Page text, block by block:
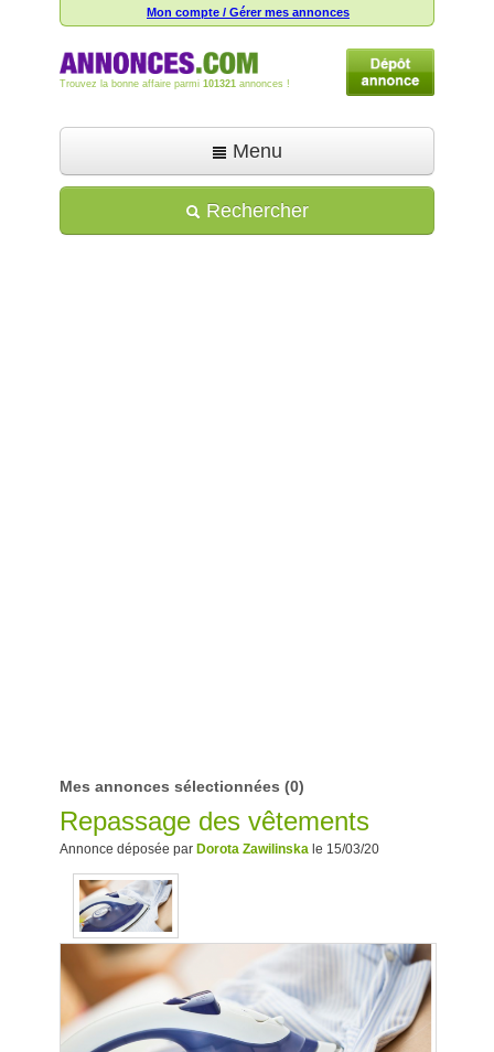
Mon compte / Gérer mes annonces
Trouvez la bonne affaire parmi 101321 annonces !
Menu
Déposer une annonce
Rechercher
Mes annonces sélectionnées (0)
Repassage des vêtements
Annonce déposée par Dorota Zawilinska le 15/03/20